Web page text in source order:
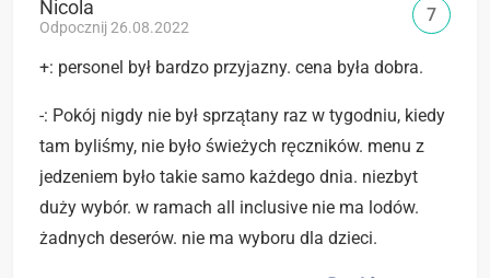
Nicola
Odpocznij 26.08.2022
+: personel był bardzo przyjazny. cena była dobra.
-: Pokój nigdy nie był sprzątany raz w tygodniu, kiedy
tam byliśmy, nie było świeżych ręczników. menu z
jedzeniem było takie samo każdego dnia. niezbyt
duży wybór. w ramach all inclusive nie ma lodów.
żadnych deserów. nie ma wyboru dla dzieci.
7